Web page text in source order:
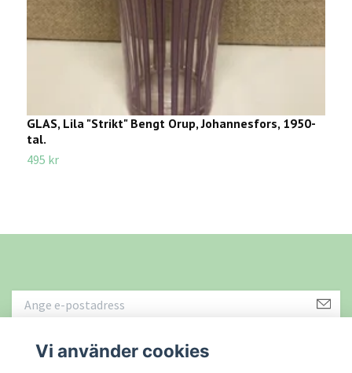
GLAS, Lila "Strikt" Bengt Orup, Johannesfors, 1950-
tal.
495 kr
Vi använder cookies